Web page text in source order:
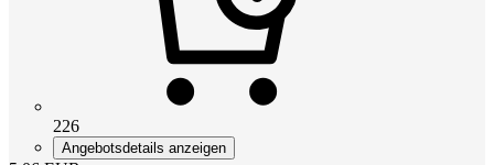
226
Angebotsdetails anzeigen